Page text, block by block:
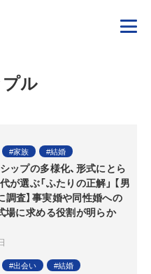
ル
家族 結婚
ップの多様化、形式にとら
が選ぶ「ふたりの正解」 【男
調査】事実婚や同性婚への
場に求める役割が明らか
出会い 結婚